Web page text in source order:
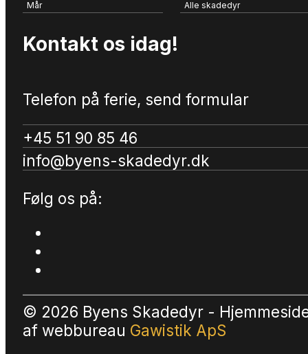
Mår Alle skadedyr
Kontakt os idag!
Telefon på ferie, send formular
+45 51 90 85 46
info@byens-skadedyr.dk
Følg os på:
© 2026 Byens Skadedyr -
af webbureau Gawistik ApS